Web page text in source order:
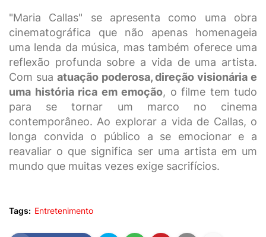
"Maria Callas" se apresenta como uma obra
cinematográfica que não apenas homenageia
uma lenda da música, mas também oferece uma
reflexão profunda sobre a vida de uma artista.
Com sua atuação poderosa, direção visionária e
uma história rica em emoção, o filme tem tudo
para se tornar um marco no cinema
contemporâneo. Ao explorar a vida de Callas, o
longa convida o público a se emocionar e a
reavaliar o que significa ser uma artista em um
mundo que muitas vezes exige sacrifícios.
Tags: Entretenimento